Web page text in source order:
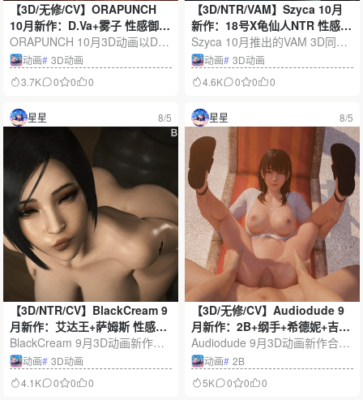
【3D/无修/CV】ORAPUNCH
10月新作：D.Va+雾子 性感御姐
水嫩蜜臀激情爆肏【388M】
ORAPUNCH 10月3D动画以D.V
a与雾子为双主角，融合精致建
模、霓虹光影、流畅镜头与CV
语音演绎。作品页面标注容量约
388M，突出御姐气质、角色动
态和沉浸式视听表现。
动画# 3D动画
3.7K
0 0 0
【3D/NTR/VAM】Szyca 10月
新作：18号X龟仙人NTR 性感人
妻极品黑丝翘臀爆肏中出
【1.4G】
Szyca 10月推出的VAM 3D同人
动画，以18号与龟仙人的架空关
系为主线，融合NTR、人妻与黑
丝元素。作品容量约1.4G，拥有
细腻角色建模、拟真光影、连续
镜头和鲜明的剧情反差。
动画# 3D动画
4.6K
0 0 0
星星 8/5
【3D/NTR/CV】BlackCream 9
月新作：艾达王+萨姆斯 性感丰
满御姐黑色巨根后入爆肏
【2.2G】
BlackCream 9月3D动画新作集
结艾达王与萨姆斯两位人气御
姐，以精细建模、暗黑灯光、动
态运镜和CV演绎呈现极具冲击
动画# 3D动画
4.1K
0 0 0
星星 8/5
【3D/无修/CV】Audiodude 9
月新作：2B+纲手+希德妮+吉恩
提亚娜+蛛俐 性感御姐骑乘后入
爆肏【1.7G】
Audiodude 9月3D动画新作合集
登场，汇集2B、纲手、希德妮、
吉恩提亚娜与蛛俐五位人气御姐
角色，以偏写实建模、电影化运
动画# 2B
5K
0 0 0